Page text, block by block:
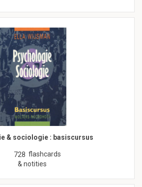
& sociologie : basiscursus
728 flashcards
& notities